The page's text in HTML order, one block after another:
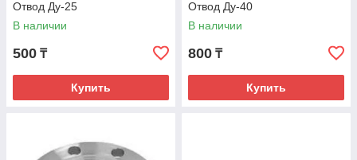
Отвод Ду-25
В наличии
500 ₸
Купить
Отвод Ду-40
В наличии
800 ₸
Купить